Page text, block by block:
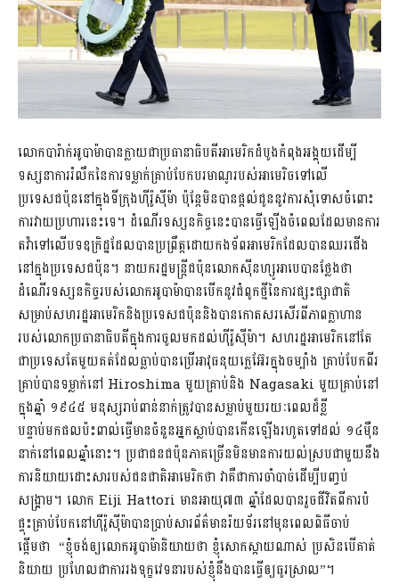
លោកបារ៉ាក់អូបាម៉ាបានក្លាយជាប្រធានាធិបតីអាមេរិកដំបូងកំពុងអង្គុយដើម្បី
ទស្សនាការរំលឹកនៃការទម្លាក់គ្រាប់បែកបរមាណូរបស់អាមេរិចទៅលើ
ប្រទេសជប៉ុននៅក្នុងទីក្រុងហ៊ីរ៉ូស៊ីម៉ា ប៉ុន្តែមិនបានផ្តល់ជូននូវការសុំទោសចំពោះ
ការវាយប្រហារនេះទេ។ ដំណើរទស្សនកិច្ចនេះបានធ្វើឡើងចំពេលដែលមានការ
តវ៉ាទៅលើបទឧក្រិដ្ឋដែលបានប្រព្រឹត្តដោយកងទ័ពអាមេរិកដែលបានឈរជើង
នៅក្នុងប្រទេសជប៉ុន។ នាយករដ្ឋមន្រ្តីជប៉ុនលោកស៊ីនហ្សូអាបេបានថ្លែងថា
ដំណើរទស្សនកិច្ចរបស់លោកអូបាម៉ាបានបើកនូវជំពូកថ្មីនៃការផ្សះផ្សាជាតិ
សម្រាប់សហរដ្ឋអាមេរិកនិងប្រទេសជប៉ុននិងបានកោតសរសើរពីភាពក្លាហាន
របស់លោកប្រធានាធិបតីក្នុងការចូលមកដល់ហ៊ីរ៉ូស៊ីម៉ា។ សហរដ្ឋអាមេរិកនៅតែ
ជាប្រទេសតែមួយគត់ដែលធ្លាប់បានប្រើអាវុធនុយក្លេអ៊ែរក្នុងចម្បាំង គ្រាប់បែកពីរ
គ្រាប់បានទម្លាក់នៅ Hiroshima មួយគ្រាប់និង Nagasaki មួយគ្រាប់នៅ
ក្នុងឆ្នាំ ១៩៤៥ មនុស្សរាប់ពាន់នាក់ត្រូវបានសម្លាប់មួយរយៈពេលដ៏ខ្លី
បន្ទាប់មកផលប៉ះពាល់ធ្វើមានចំនួនអ្នកស្លាប់បានកើនឡើងរហូតទៅដល់ ១៤ម៉ឺន
នាក់នៅពេលឆ្នាំនោះ។ ប្រជាជនជប៉ុនភាគច្រើនមិនមានការយល់ស្របជាមួយនឹង
ការនិយាយដោះសារបស់ជនជាតិអាមេរិកថា វាគឺជាការចាំបាច់ដើម្បីបញ្ចប់
សង្រ្គាម។ លោក Eiji Hattori មានអាយុ៧៣ ឆ្នាំដែលបានរួចជីវិតពីការបំ
ផ្ទុះគ្រាប់បែកនៅហ៊ីរ៉ូស៊ីម៉ាបានប្រាប់សារព័ត៌មានរ៉យទ័រនៅមុនពេលពិធីចាប់
ផ្តើមថា ‌ “ខ្ញុំចង់ឲ្យលោកអូបាម៉ានិយាយថា ខ្ញុំសោកស្តាយណាស់ ប្រសិនបើគាត់
និយាយ ប្រហែលជាការរងទុក្ខវេទនារបស់ខ្ញុំនឹងបានធ្វើឲ្យធូរស្រាល”។